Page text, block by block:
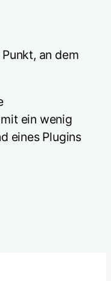
an dem
ein wenig
eines Plugins